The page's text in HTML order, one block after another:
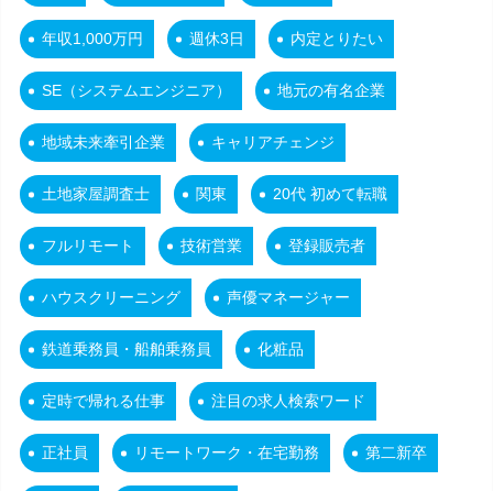
年収1,000万円 週休3日 内定とりたい
SE（システムエンジニア） 地元の有名企業
地域未来牽引企業 キャリアチェンジ
土地家屋調査士 関東 20代 初めて転職
フルリモート 技術営業 登録販売者
ハウスクリーニング 声優マネージャー
鉄道乗務員・船舶乗務員 化粧品
定時で帰れる仕事 注目の求人検索ワード
正社員 リモートワーク・在宅勤務 第二新卒